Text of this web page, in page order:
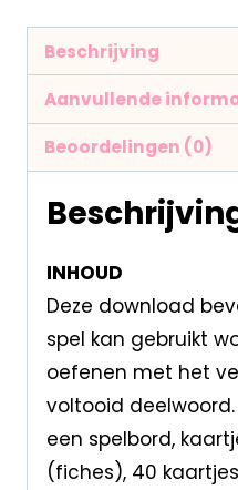
Beschrijving
Aanvullende
Beoordelingen (0)
INHOUD
Deze download
spel kan gebruikt
oefenen met het
voltooid
een spelbord,
(fiches), 40